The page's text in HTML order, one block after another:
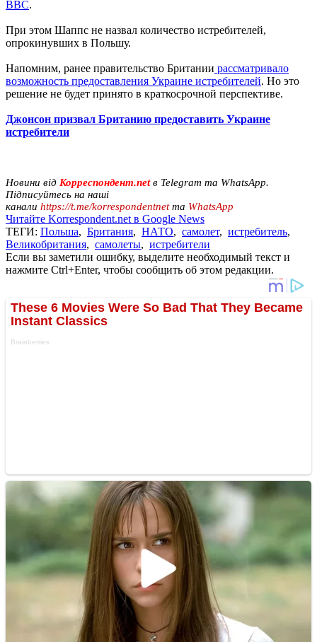
BBC.
При этом Шаппс не назвал количество истребителей,
опрокинувших в Польшу.
Напомним, ранее правительство Британии рассматривало
возможность предоставления Украине истребителей. Но это
решение не будет принято в краткосрочной перспективе.
Джонсон призвал Британию предоставить Украине
истребители
Новини від Корреспондент.netв Telegram та WhatsApp.
Підписуйтесь на наші
канали https://t.me/korrespondentnetта WhatsApp
Читайте Korrespondent.net в Google News
ТЕГИ: Польша, Британия, НАТО, самолет, истребитель,
Великобритания, самолеты, истребители
Если вы заметили ошибку, выделите необходимый текст и
нажмите Ctrl+Enter, чтобы сообщить об этом редакции.